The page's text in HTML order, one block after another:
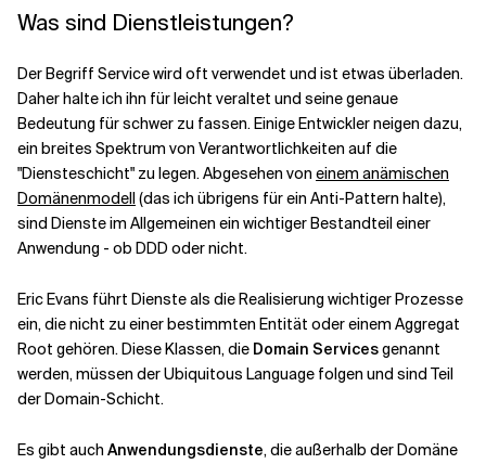
Verwandte Themen
Was sind Dienstleistungen?
Der Begriff Service wird oft verwendet und ist etwas überladen.
Daher halte ich ihn für leicht veraltet und seine genaue
Bedeutung für schwer zu fassen. Einige Entwickler neigen dazu,
ein breites Spektrum von Verantwortlichkeiten auf die
"Diensteschicht" zu legen. Abgesehen von einem anämischen
Domänenmodell(das ich übrigens für ein Anti-Pattern halte),
sind Dienste im Allgemeinen ein wichtiger Bestandteil einer
Anwendung - ob DDD oder nicht.
Eric Evans führt Dienste als die Realisierung wichtiger Prozesse
ein, die nicht zu einer bestimmten Entität oder einem Aggregat
Root gehören. Diese Klassen, die Domain Servicesgenannt
werden, müssen der Ubiquitous Language folgen und sind Teil
der Domain-Schicht.
Es gibt auch Anwendungsdienste, die außerhalb der Domäne